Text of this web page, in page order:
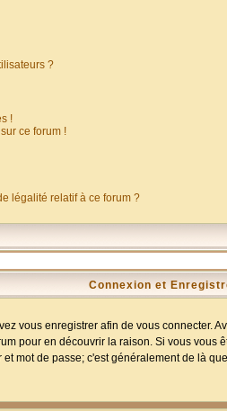
?
!
ce forum !
légalité relatif à ce forum ?
Connexion et
vous enregistrer afin de vous connecter.
pour en découvrir la raison. Si vous
mot de passe; c'est généralement de là